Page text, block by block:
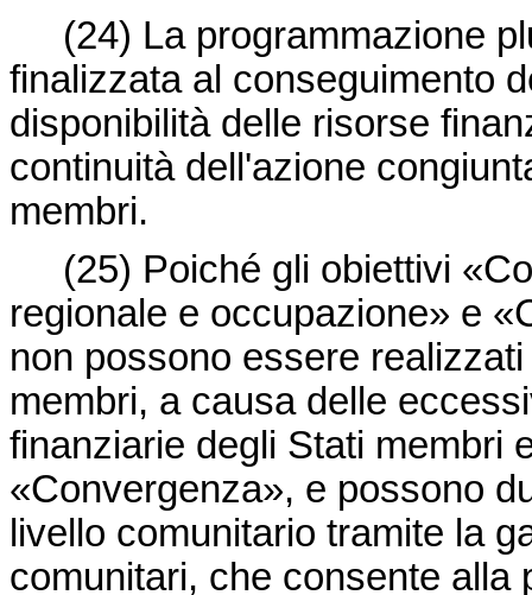
(24) La programmazione
finalizzata al conseguimento
disponibilità delle risorse
continuità dell'azione
membri.
(25) Poiché gli obiettivi
regionale e occupazione» e
non possono essere
membri, a causa delle
finanziarie degli Stati membri
«Convergenza», e possono
livello comunitario tramite la
comunitari, che consente alla